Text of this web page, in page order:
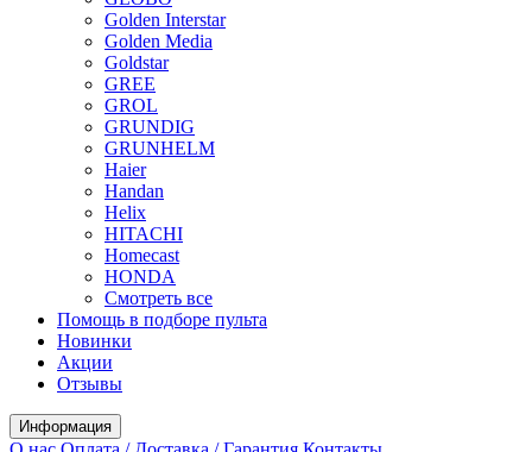
Golden Interstar
Golden Media
Goldstar
GREE
GROL
GRUNDIG
GRUNHELM
Haier
Handan
Helix
HITACHI
Homecast
HONDA
Смотреть все
Помощь в подборе пульта
Новинки
Акции
Отзывы
Информация